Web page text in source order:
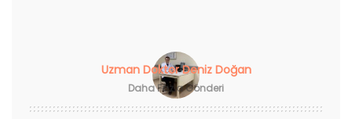
Uzman Doktor Deniz Doğan
Daha Fazla Gönderi